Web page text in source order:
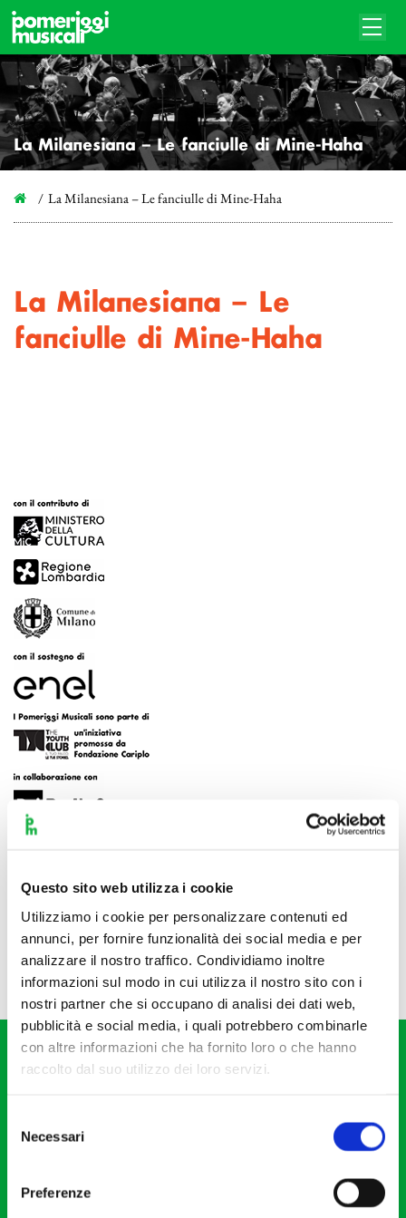
Questo sito web utilizza i cookie
Utilizziamo i cookie per personalizzare contenuti ed
annunci, per fornire funzionalità dei social media e per
analizzare il nostro traffico. Condividiamo inoltre
informazioni sul modo in cui utilizza il nostro sito con i
nostri partner che si occupano di analisi dei dati web,
pubblicità e social media, i quali potrebbero combinarle
con altre informazioni che ha fornito loro o che hanno
raccolto dal suo utilizzo dei loro servizi.
delNecessari
Preferenze
La Milanesiana – Le fanciulle di Mine-Haha
La Milanesiana – Le fanciulle di Mine-Haha
La Milanesiana – Le
fanciulle di Mine-Haha
20121 Milano